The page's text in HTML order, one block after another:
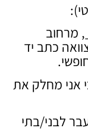
מרחוב
כתב יד
אני מחלק את
לבני/בתי